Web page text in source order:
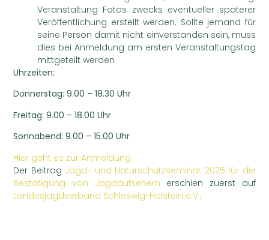
Veranstaltung Fotos zwecks eventueller späterer
Veröffentlichung erstellt werden. Sollte jemand für
seine Person damit nicht einverstanden sein, muss
dies bei Anmeldung am ersten Veranstaltungstag
mittgeteilt werden
Uhrzeiten:
Donnerstag: 9.00 – 18.30 Uhr
Freitag: 9.00 – 18.00 Uhr
Sonnabend: 9.00 – 15.00 Uhr
Hier geht es zur Anmeldung
Der Beitrag Jagd- und Naturschutzseminar 2025 für die
Bestätigung von Jagdaufsehern erschien zuerst auf
Landesjagdverband Schleswig-Holstein e.V..